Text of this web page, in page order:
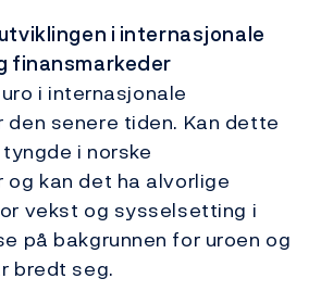
i internasjonale
finansmarkeder
i internasjonale
den senere tiden. Kan dette
i norske
og kan det ha alvorlige
vekst og sysselsetting i
på bakgrunnen for uroen og
bredt seg.